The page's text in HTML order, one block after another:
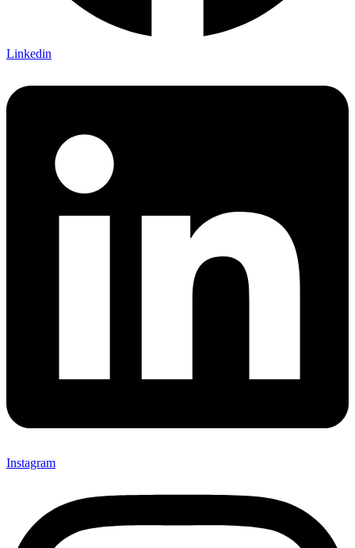
Linkedin
Instagram